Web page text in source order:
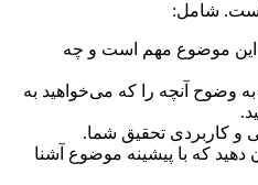
شامل:
این موضوع مهم است و چه
به وضوح آنچه را که می‌خواهید به
و کاربردی تحقیق شما.
دهید که با پیشینه موضوع آشنا